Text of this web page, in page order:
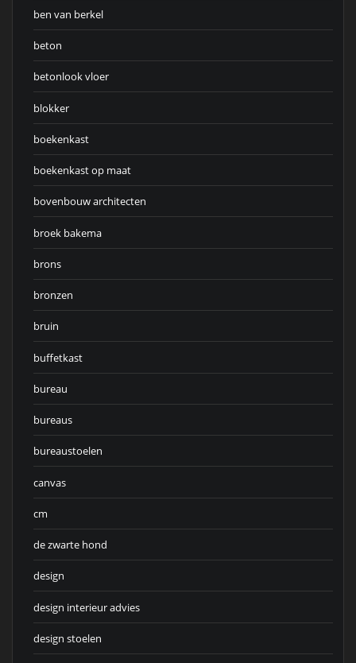
ben van berkel
beton
betonlook vloer
blokker
boekenkast
boekenkast op maat
bovenbouw architecten
broek bakema
brons
bronzen
bruin
buffetkast
bureau
bureaus
bureaustoelen
canvas
cm
de zwarte hond
design
design interieur advies
design stoelen